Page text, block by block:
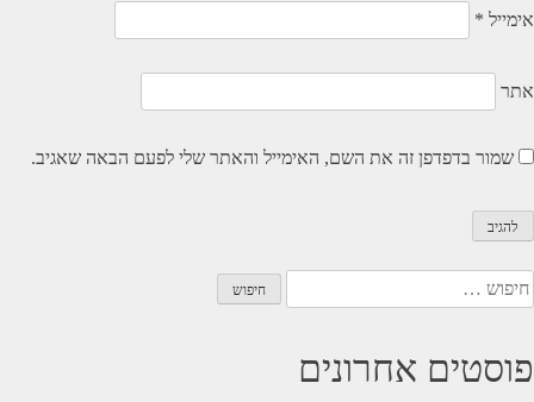
אימייל *
אתר
שמור בדפדפן זה את השם, האימייל והאתר שלי לפעם הבאה שאגיב.
חיפוש:
פוסטים אחרונים